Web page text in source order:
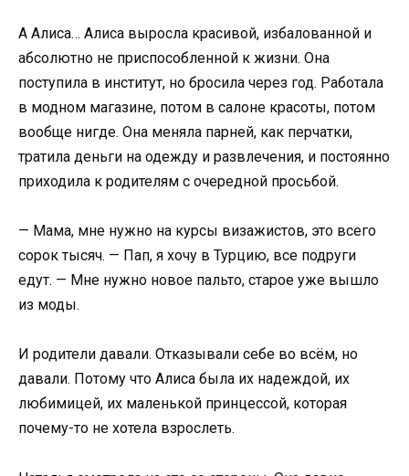
А Алиса… Алиса выросла красивой, избалованной и
абсолютно не приспособленной к жизни. Она
поступила в институт, но бросила через год. Работала
в модном магазине, потом в салоне красоты, потом
вообще нигде. Она меняла парней, как перчатки,
тратила деньги на одежду и развлечения, и постоянно
приходила к родителям с очередной просьбой.
— Мама, мне нужно на курсы визажистов, это всего
сорок тысяч. — Пап, я хочу в Турцию, все подруги
едут. — Мне нужно новое пальто, старое уже вышло
из моды.
И родители давали. Отказывали себе во всём, но
давали. Потому что Алиса была их надеждой, их
любимицей, их маленькой принцессой, которая
почему-то не хотела взрослеть.